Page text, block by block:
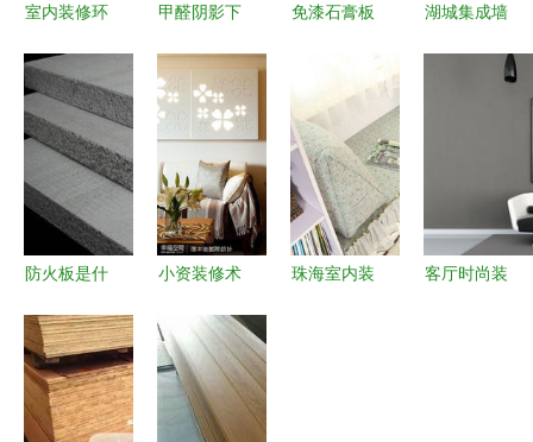
室内装修环
格、批发与
厂家指南
选择优质装
饰材料的关
键
甲醛阴影下
生态板超标
事件后的健
免漆石膏板
打造环保防
火的现代室
内装饰方案
湖城集成墙
销，打造现
防火板是什
何选购防火
材料？- 手
机房天下知
小资装修术
调，雕花板
为家居点睛
珠海室内装
客厅时尚装